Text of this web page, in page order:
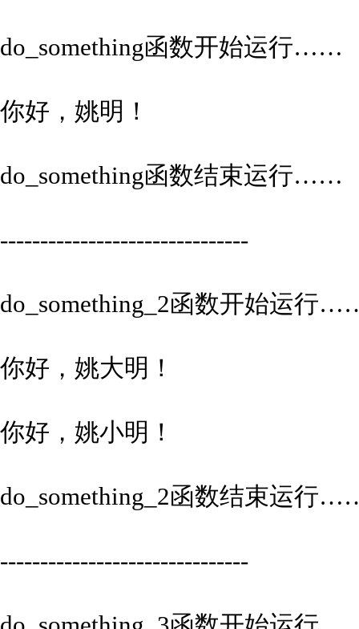
do_something函数开始运行……
你好，姚明！
do_something函数结束运行……
-------------------------------
do_something_2函数开始运行
你好，姚大明！
你好，姚小明！
do_something_2函数结束运行
-------------------------------